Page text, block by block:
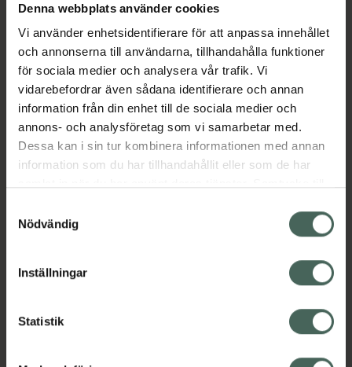
Denna webbplats använder cookies
Vi använder enhetsidentifierare för att anpassa innehållet
och annonserna till användarna, tillhandahålla funktioner
för sociala medier och analysera vår trafik. Vi
vidarebefordrar även sådana identifierare och annan
information från din enhet till de sociala medier och
annons- och analysföretag som vi samarbetar med.
Dessa kan i sin tur kombinera informationen med annan
information som du har tillhandahållit eller som de har
återkalla ditt samtycke via webbplatsens
cookieinställningar. Ett återkallat samtycke påverkar inte
lagligheten av behandling som skett innan återkallelsen.
Nödvändig
Inställningar
Statistik
Aktuella erbjudanden
Beskrivning
EAN:05055565770160
Bipacksedel från FASS Visa
Kronans Apotek finns här för dig. Du hittar oss från Skåne i
datorn. Oavsett vem du är så är det vårt uppdrag att
hjälpa just dig att må lite bättre. Välkommen att prata